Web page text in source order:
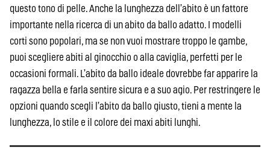
questo tono di pelle. Anche la lunghezza dell’abito è un fattore
importante nella ricerca di un abito da ballo adatto. I modelli
corti sono popolari, ma se non vuoi mostrare troppo le gambe,
puoi scegliere abiti al ginocchio o alla caviglia, perfetti per le
occasioni formali. L’abito da ballo ideale dovrebbe far apparire la
ragazza bella e farla sentire sicura e a suo agio. Per restringere le
opzioni quando scegli l’abito da ballo giusto, tieni a mente la
lunghezza, lo stile e il colore dei maxi abiti lunghi.